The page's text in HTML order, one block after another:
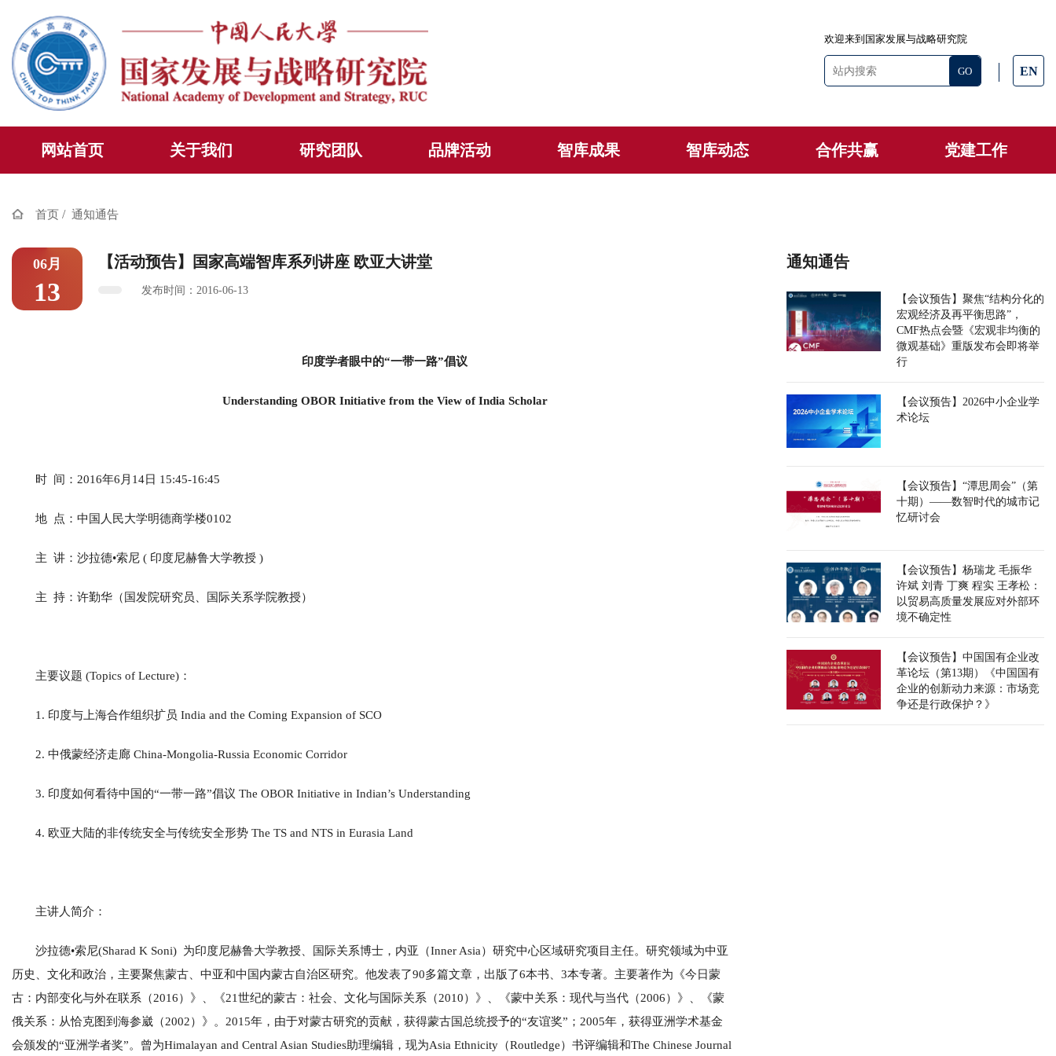
欢迎来到国家发展与战略研究院
EN
网站首页 关于我们 研究团队 品牌活动 智库成果 智库动态 合作共赢 党建工作
首页 / 通知通告
06月
13
【活动预告】国家高端智库系列讲座 欧亚大讲堂
发布时间：2016-06-13
印度学者眼中的“一带一路”倡议
Understanding OBOR Initiative from the View of India Scholar
时 间：2016年6月14日 15:45-16:45
地 点：中国人民大学明德商学楼0102
主 讲：沙拉德•索尼 ( 印度尼赫鲁大学教授 )
主 持：许勤华（国发院研究员、国际关系学院教授）
主要议题 (Topics of Lecture)：
1. 印度与上海合作组织扩员 India and the Coming Expansion of SCO
2. 中俄蒙经济走廊 China-Mongolia-Russia Economic Corridor
3. 印度如何看待中国的“一带一路”倡议 The OBOR Initiative in Indian’s Understanding
4. 欧亚大陆的非传统安全与传统安全形势 The TS and NTS in Eurasia Land
主讲人简介：
沙拉德•索尼(Sharad K Soni) 为印度尼赫鲁大学教授、国际关系博士，内亚（Inner Asia）研究中心区域研究项目主任。研究领域为中亚
历史、文化和政治，主要聚焦蒙古、中亚和中国内蒙古自治区研究。他发表了90多篇文章，出版了6本书、3本专著。主要著作为《今日蒙
古：内部变化与外在联系（2016）》、《21世纪的蒙古：社会、文化与国际关系（2010）》、《蒙中关系：现代与当代（2006）》、《蒙
俄关系：从恰克图到海参崴（2002）》。2015年，由于对蒙古研究的贡献，获得蒙古国总统授予的“友谊奖”；2005年，获得亚洲学术基金
会颁发的“亚洲学者奖”。曾为Himalayan and Central Asian Studies助理编辑，现为Asia Ethnicity（Routledge）书评编辑和The Chinese Journal
通知通告
【会议预告】聚焦“结构分化的
宏观经济及再平衡思路”，
CMF热点会暨《宏观非均衡的
微观基础》重版发布会即将举
行
【会议预告】2026中小企业学
术论坛
【会议预告】“潭思周会”（第
十期）——数智时代的城市记
忆研讨会
【会议预告】杨瑞龙 毛振华
许斌 刘青 丁爽 程实 王孝松：
以贸易高质量发展应对外部环
境不确定性
【会议预告】中国国有企业改
革论坛（第13期）《中国国有
企业的创新动力来源：市场竞
争还是行政保护？》